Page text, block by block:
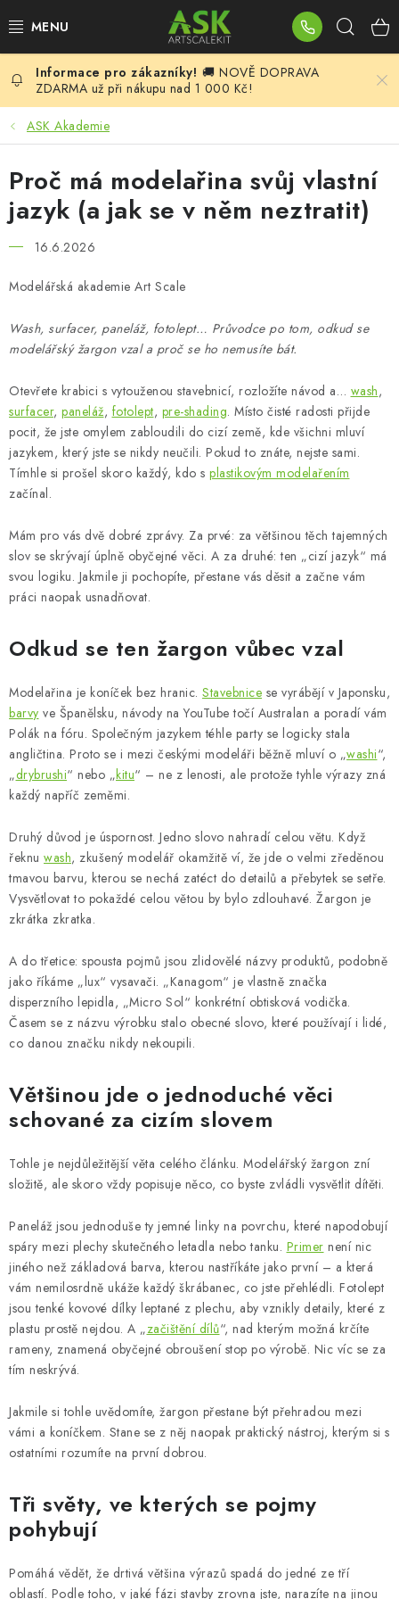
na
BLOG
SUMMER DAYS
WARHAMMER
ASK PRODUKTY
DOPLŇKY K MODELŮM
BARVY A POMŮCKY
PUBLIKACE
SKY RIDERS COFFEE
DÁRKOVÉ POUKAZY
PRODÁVANÉ ZNAČKY
O nás Moje objednávka
Doprava a platba
Podmínky ochrany osobních údajů
Reklamační řád
Velkoobchod (B2B)
Převodník modelářských barev
Modelářský slovník Art Scale
FAQ
Výstavy 2026
🚚 NOVĚ DOPRAVA
ZDARMA už při nákupu nad 1 000 Kč!
ASK Akademie
Proč má modelařina svůj vlastní
jazyk (a jak se v něm neztratit)
16.6.2026
Modelářská akademie Art Scale
Wash, surfacer, paneláž, fotolept… Průvodce po tom, odkud se
modelářský žargon vzal a proč se ho nemusíte bát.
Otevřete krabici s vytouženou stavebnicí, rozložíte návod a… wash,
surfacer, paneláž, fotolept, pre-shading. Místo čisté radosti přijde
pocit, že jste omylem zabloudili do cizí země, kde všichni mluví
jazykem, který jste se nikdy neučili. Pokud to znáte, nejste sami.
Tímhle si prošel skoro každý, kdo s plastikovým modelařením
začínal.
Mám pro vás dvě dobré zprávy. Za prvé: za většinou těch tajemných
slov se skrývají úplně obyčejné věci. A za druhé: ten „cizí jazyk“ má
svou logiku. Jakmile ji pochopíte, přestane vás děsit a začne vám
práci naopak usnadňovat.
Odkud se ten žargon vůbec vzal
Modelařina je koníček bez hranic. Stavebnice se vyrábějí v Japonsku,
barvy ve Španělsku, návody na YouTube točí Australan a poradí vám
Polák na fóru. Společným jazykem téhle party se logicky stala
angličtina. Proto se i mezi českými modeláři běžně mluví o „washi“,
„drybrushi“ nebo „kitu“ – ne z lenosti, ale protože tyhle výrazy zná
každý napříč zeměmi.
Druhý důvod je úspornost. Jedno slovo nahradí celou větu. Když
řeknu wash, zkušený modelář okamžitě ví, že jde o velmi zředěnou
tmavou barvu, kterou se nechá zatéct do detailů a přebytek se setře.
Vysvětlovat to pokaždé celou větou by bylo zdlouhavé. Žargon je
zkrátka zkratka.
A do třetice: spousta pojmů jsou zlidovělé názvy produktů, podobně
jako říkáme „lux“ vysavači. „Kanagom“ je vlastně značka
disperzního lepidla, „Micro Sol“ konkrétní obtisková vodička.
Časem se z názvu výrobku stalo obecné slovo, které používají i lidé,
co danou značku nikdy nekoupili.
Většinou jde o jednoduché věci
schované za cizím slovem
Tohle je nejdůležitější věta celého článku. Modelářský žargon zní
složitě, ale skoro vždy popisuje něco, co byste zvládli vysvětlit dítěti.
Paneláž jsou jednoduše ty jemné linky na povrchu, které napodobují
spáry mezi plechy skutečného letadla nebo tanku. Primer není nic
jiného než základová barva, kterou nastříkáte jako první – a která
vám nemilosrdně ukáže každý škrábanec, co jste přehlédli. Fotolept
jsou tenké kovové dílky leptané z plechu, aby vznikly detaily, které z
plastu prostě nejdou. A „začištění dílů“, nad kterým možná krčíte
rameny, znamená obyčejné obroušení stop po výrobě. Nic víc se za
tím neskrývá.
Jakmile si tohle uvědomíte, žargon přestane být přehradou mezi
vámi a koníčkem. Stane se z něj naopak praktický nástroj, kterým si s
ostatními rozumíte na první dobrou.
Tři světy, ve kterých se pojmy
pohybují
Pomáhá vědět, že drtivá většina výrazů spadá do jedné ze tří
oblastí. Podle toho, v jaké fázi stavby zrovna jste, narazíte na jinou